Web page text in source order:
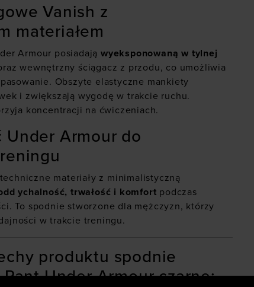
Vanish z
materiałem
Armour posiadają wyeksponowaną w tylnej
wewnętrzny ściągacz z przodu, co umożliwia
Obszyte elastyczne mankiety
i zwiększają wygodę w trakcie ruchu.
koncentracji na ćwiczeniach.
Under Armour do
materiały z minimalistyczną
ychalność, trwałość i komfort podczas
To spodnie stworzone dla mężczyzn, którzy
w trakcie treningu.
produktu spodnie
Under Armour czarne: